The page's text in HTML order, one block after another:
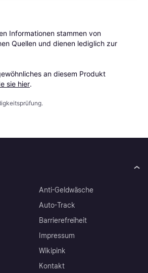
Informationen stammen von
Quellen und dienen lediglich zur
an diesem Produkt
sie hier.
Anti-Geldwäsche
Auto-Track
Barrierefreiheit
Impressum
Wikipink
Kontakt